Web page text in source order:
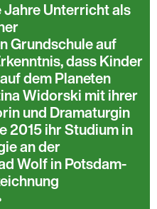
Unterricht als
Grundschule auf
dass Kinder
dem Planeten
Widorski mit ihrer
und Dramaturgin
2015 ihr Studium in
an der
Wolf in Potsdam-